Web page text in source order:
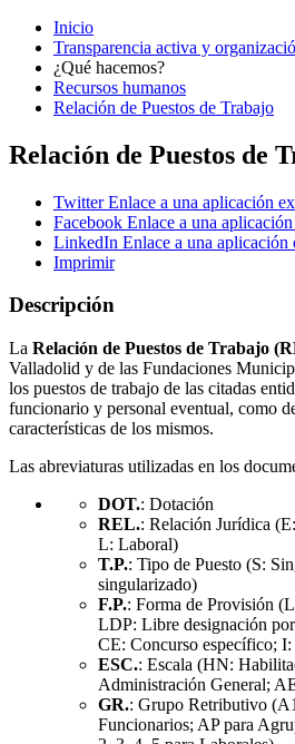
Inicio
Transparencia activa y
¿Qué hacemos?
Recursos humanos
Relación de Puestos de Trabajo
Relación de Puestos de
Twitter Enlace a una aplicación
Facebook Enlace a una
LinkedIn Enlace a una aplicación
Imprimir
Descripción
La Relación de Puestos de Trabajo
Valladolid y de las Fundaciones
los puestos de trabajo de las citadas
funcionario y personal eventual, como
características de los mismos.
Las abreviaturas utilizadas en los
DOT.: Dotación
REL.: Relación Jurídica
L: Laboral)
T.P.: Tipo de Puesto (S:
singularizado)
F.P.: Forma de Provisión
LDP: Libre designación
CE: Concurso específico;
ESC.: Escala (HN:
Administración General;
GR.: Grupo Retributivo
Funcionarios; AP para